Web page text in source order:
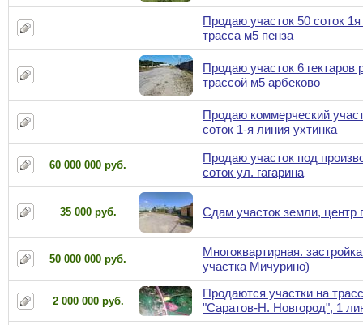
Продаю участок 50 соток
трасса м5 пенза
Продаю участок 6 гектаров
трассой м5 арбеково
Продаю коммерческий
соток 1-я линия ухтинка
60 000 000 руб.
Продаю участок под
соток ул. гагарина
35 000 руб. Сдам участок земли, центр
50 000 000 руб.
Многоквартирная.
участка Мичурино)
2 000 000 руб.
Продаются участки на
"Саратов-Н. Новгород", 1